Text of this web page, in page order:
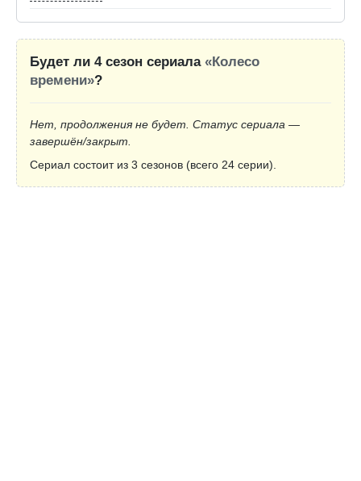
Будет ли 4 сезон сериала «Колесо
времени»?
Нет, продолжения не будет. Статус сериала —
завершён/закрыт.
Сериал состоит из 3 сезонов (всего 24 серии).